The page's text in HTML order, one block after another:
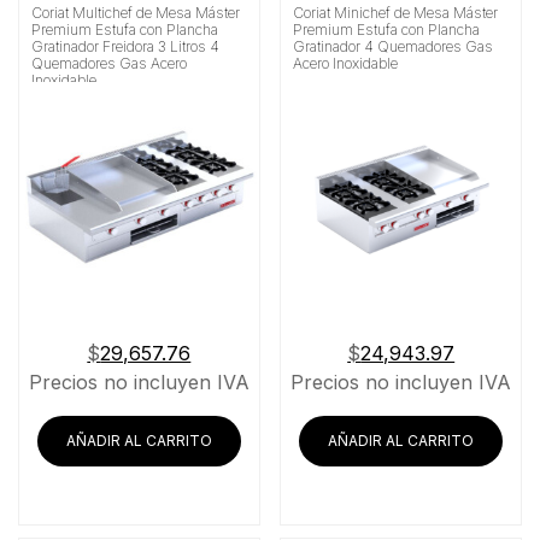
Coriat Multichef de Mesa Máster
Premium Estufa con Plancha
Gratinador Freidora 3 Litros 4
Quemadores Gas Acero
Inoxidable
$29,657.76
Precios no incluyen IVA
AÑADIR AL CARRITO
Coriat Minichef de Mesa Máster
Premium Estufa con Plancha
Gratinador 4 Quemadores Gas
Acero Inoxidable
$24,943.97
Precios no incluyen IVA
AÑADIR AL CARRITO